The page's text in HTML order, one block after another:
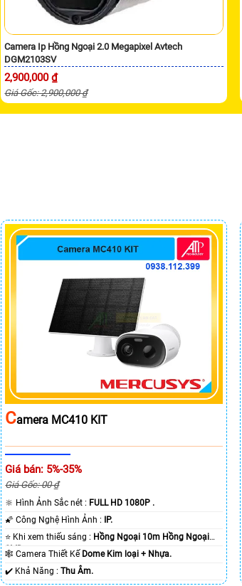
Camera Ip Hồng Ngoại 2.0 Megapixel Avtech
DGM2103SV
2,900,000 ₫
Giá Gốc: 2,900,000 ₫
CAmera MC410 KIT
Giá bán: 5%-35%
Giá Gốc: 00 ₫
🔆 Hình Ảnh Sắc nét : FULL HD 1080P .
🌠 Công Nghệ Hình Ảnh :
IP.
⭐ Khi xem thiếu sáng : Hồng Ngoại 10m Hồng Ngoại
SMD.🕸️ Camera Thiết Kế Dome Kim loại + Nhựa.
️✔️ Khả Năng :Thu Âm.